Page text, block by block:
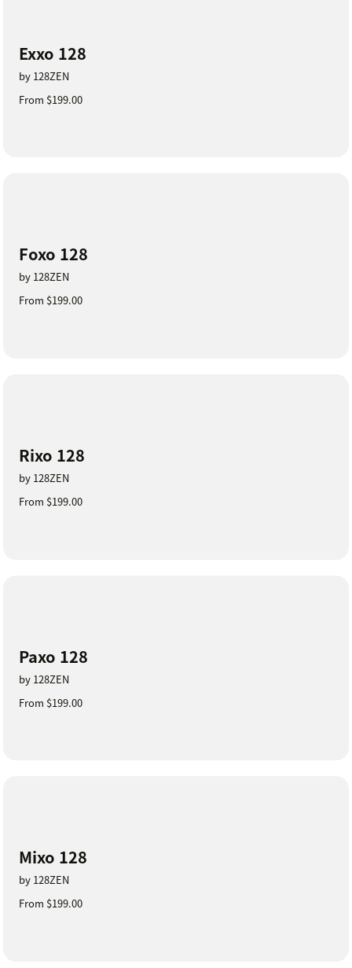
Exxo 128
by 128ZEN
From $199.00
Foxo 128
by 128ZEN
From $199.00
Rixo 128
by 128ZEN
From $199.00
Paxo 128
by 128ZEN
From $199.00
Mixo 128
by 128ZEN
From $199.00